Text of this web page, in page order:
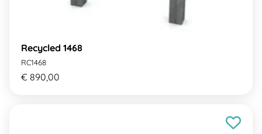
Recycled 1468
RC1468
€ 890,00